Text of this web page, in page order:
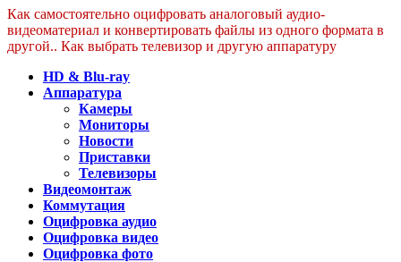
Как самостоятельно оцифровать аналоговый аудио-
видеоматериал и конвертировать файлы из одного формата в
другой.. Как выбрать телевизор и другую аппаратуру
HD & Blu-ray
Аппаратура
Камеры
Мониторы
Новости
Приставки
Телевизоры
Видеомонтаж
Коммутация
Оцифровка аудио
Оцифровка видео
Оцифровка фото